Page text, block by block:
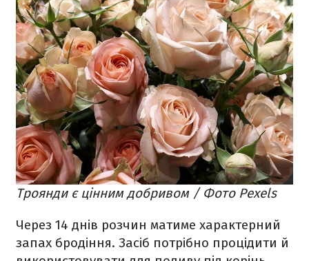
Троянди є цінним добривом / Фото Pexels
Через 14 днів розчин матиме характерний
запах бродіння. Засіб потрібно процідити й